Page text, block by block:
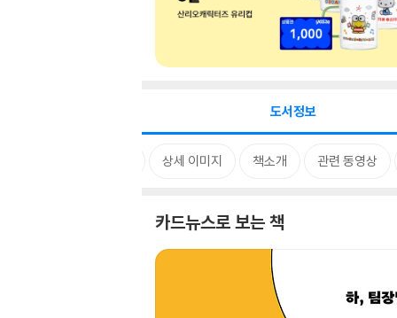
도서정보
상세 이미지 책소개 관련 동영상
카드뉴스로 보는 책